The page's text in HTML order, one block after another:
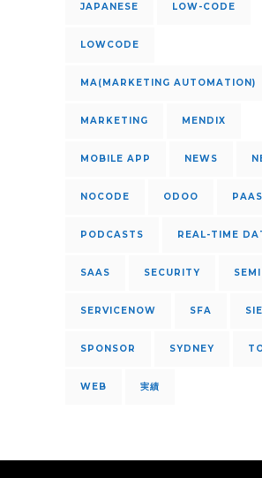
JAPANESE LOW-CODE
LOWCODE
MA(MARKETING AUTOMATION)
MARKETING MENDIX
MOBILE APP NEWS
NOCODE ODOO PAAS
PODCASTS REAL-TIME
SAAS SECURITY
SERVICENOW SFA
SPONSOR SYDNEY
WEB 実績